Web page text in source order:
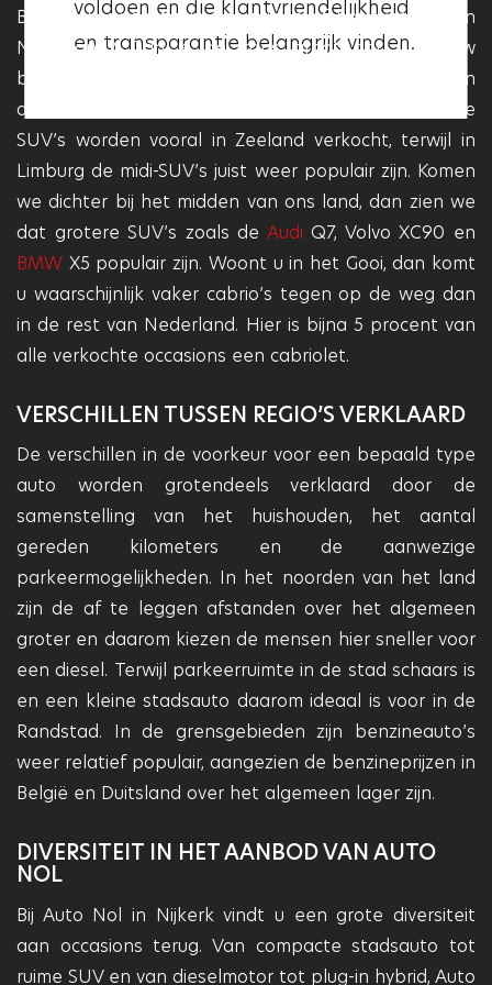
Bent u woonachtig in het zuiden of het westen van
Nederland? Dan is de kans groot dat u of uw
buurman een SUV bezit. Maar liefst 10 procent van
alle verkochte occasions is hier een SUV. De kleinere
SUV’s worden vooral in Zeeland verkocht, terwijl in
Limburg de midi-SUV’s juist weer populair zijn. Komen
we dichter bij het midden van ons land, dan zien we
dat grotere SUV’s zoals de Audi Q7, Volvo XC90 en
BMW X5 populair zijn. Woont u in het Gooi, dan komt
u waarschijnlijk vaker cabrio’s tegen op de weg dan
in de rest van Nederland. Hier is bijna 5 procent van
alle verkochte occasions een cabriolet.
VERSCHILLEN TUSSEN REGIO’S VERKLAARD
De verschillen in de voorkeur voor een bepaald type
auto worden grotendeels verklaard door de
samenstelling van het huishouden, het aantal
gereden kilometers en de aanwezige
parkeermogelijkheden. In het noorden van het land
zijn de af te leggen afstanden over het algemeen
groter en daarom kiezen de mensen hier sneller voor
een diesel. Terwijl parkeerruimte in de stad schaars is
en een kleine stadsauto daarom ideaal is voor in de
Randstad. In de grensgebieden zijn benzineauto’s
weer relatief populair, aangezien de benzineprijzen in
België en Duitsland over het algemeen lager zijn.
DIVERSITEIT IN HET AANBOD VAN AUTO
NOL
Bij Auto Nol in Nijkerk vindt u een grote diversiteit
aan occasions terug. Van compacte stadsauto tot
ruime SUV en van dieselmotor tot plug-in hybrid, Auto
deze garage betrouwbaar en
professioneel is.
voldoen en die klantvriendelijkheid
en transparantie belangrijk vinden.